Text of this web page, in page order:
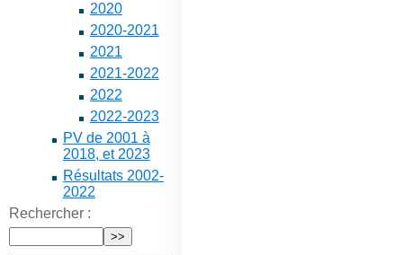
2020
2020-2021
2021
2021-2022
2022
2022-2023
PV de 2001 à
2018, et 2023
Résultats 2002-
2022
Rechercher :